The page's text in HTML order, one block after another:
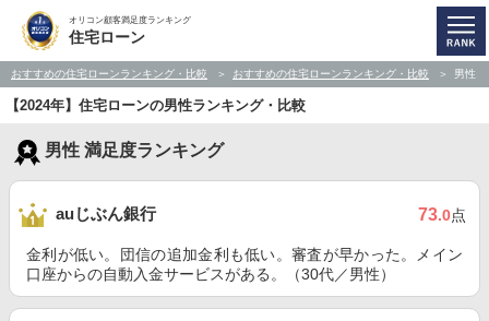
オリコン顧客満足度ランキング
住宅ローン
おすすめの住宅ローンランキング・比較 おすすめの住宅ローンランキング・比較 男性
【2024年】住宅ローンの男性ランキング・比較
男性 満足度ランキング
auじぶん銀行 73.0点
金利が低い。団信の追加金利も低い。審査が早かった。メイン
口座からの自動入金サービスがある。（30代／男性）